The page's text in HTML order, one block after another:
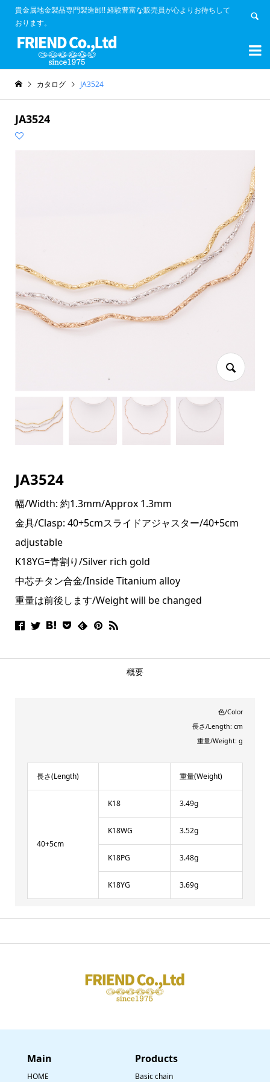
貴金属地金製品専門製造卸!! 経験豊富な販売員が心よりお待ちして
おります。


カタログ JA3524
JA3524
JA3524
幅/Width: 約1.3mm/Approx 1.3mm
金具/Clasp: 40+5cmスライドアジャスター/40+5cm
adjustable
K18YG=青割り/Silver rich gold
中芯チタン合金/Inside Titanium alloy
重量は前後します/Weight will be changed
概要
色/Color
長さ/Length: cm
重量/Weight: g
長さ(Length) 重量(Weight)
40+5cm
K18 3.49g
K18WG 3.52g
K18PG 3.48g
K18YG 3.69g
Main
HOME
​Products
Basic chain